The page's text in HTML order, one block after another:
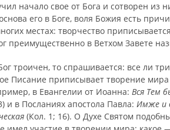
начало свое от Бога и сотворен из
его в Боге, воля Божия есть
местах: творчество
преиму­щественно в Ветхом Завете
троичен, то спрашивается: все ли
Писание приписывает творение
в Евангелии от Иоанна: Вся Тем
и в Посланиях апостола Павла: Имже и
(Кол. 1; 16). О Духе Святом